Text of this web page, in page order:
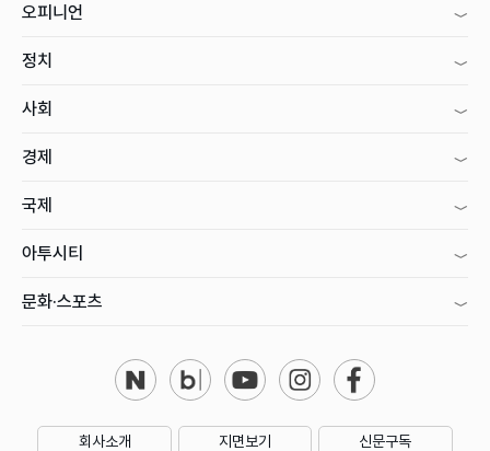
오피니언
정치
사회
경제
국제
아투시티
문화·스포츠
회사소개 지면보기 신문구독